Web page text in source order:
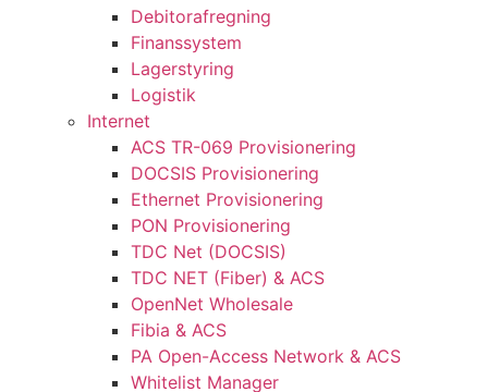
Debitorafregning
Finanssystem
Lagerstyring
Logistik
Internet
ACS TR-069 Provisionering
DOCSIS Provisionering
Ethernet Provisionering
PON Provisionering
TDC Net (DOCSIS)
TDC NET (Fiber) & ACS
OpenNet Wholesale
Fibia & ACS
PA Open-Access Network & ACS
Whitelist Manager